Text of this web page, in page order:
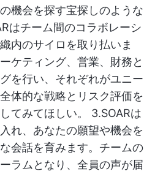
機会を探す宝探しのような
はチーム間のコラボレーシ
内のサイロを取り払いま
ケティング、営業、財務と
を行い、それぞれがユニー
体的な戦略とリスク評価を
てみてほしい。 3.SOARは
れ、あなたの願望や機会を
会話を育みます。チームの
ラムとなり、全員の声が届